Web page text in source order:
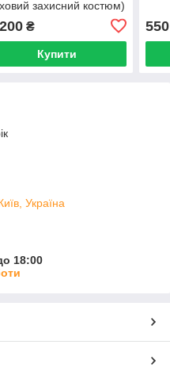
захисний костюм)
₴
Купити
550
Україна
18:00